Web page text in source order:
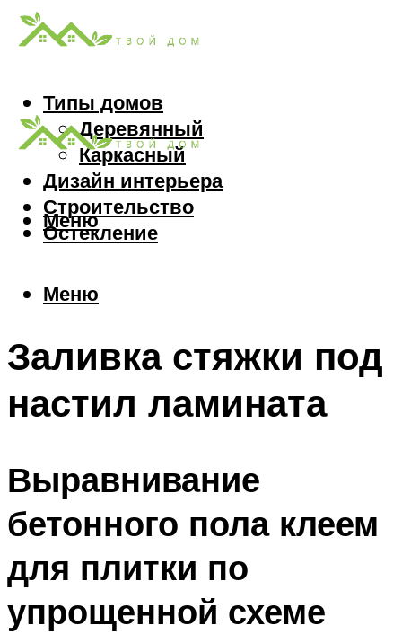
Типы домов
Деревянный
Каркасный
Дизайн интерьера
Строительство
Остекление
Меню
Меню
Заливка стяжки под
настил ламината
Выравнивание
бетонного пола клеем
для плитки по
упрощенной схеме